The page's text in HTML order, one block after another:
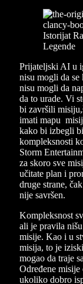
Prijateljski AI u
nisu mogli da
nisu mogli da
da to urade. Vi
bi završili
imati mapu
kako bi izbegli
kompleksnosti
Storm
za skoro sve
učitate plan i
druge strane,
nije savršen.
Kompleksnost
ali je pravila
misije. Kao i u
misija, to je
mogao da traje
Određene misije
ukoliko dobro